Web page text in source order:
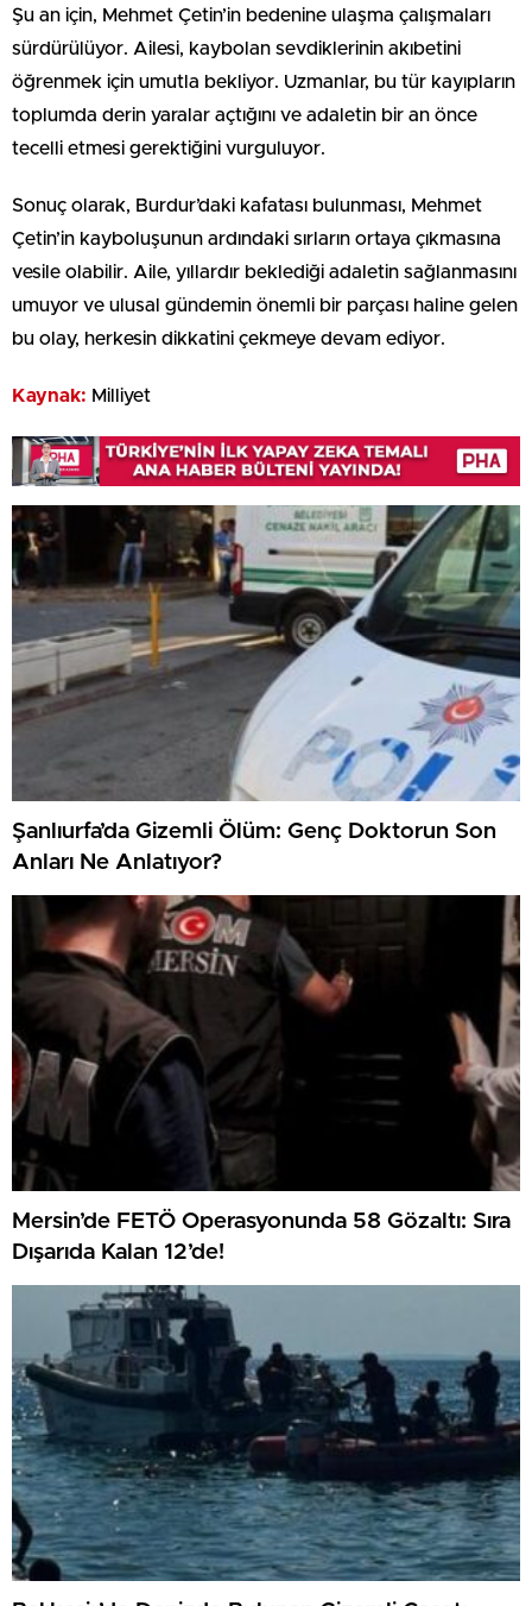
Şu an için, Mehmet Çetin’in bedenine ulaşma çalışmaları
sürdürülüyor. Ailesi, kaybolan sevdiklerinin akıbetini
öğrenmek için umutla bekliyor. Uzmanlar, bu tür kayıpların
toplumda derin yaralar açtığını ve adaletin bir an önce
tecelli etmesi gerektiğini vurguluyor.
Sonuç olarak, Burdur’daki kafatası bulunması, Mehmet
Çetin’in kayboluşunun ardındaki sırların ortaya çıkmasına
vesile olabilir. Aile, yıllardır beklediği adaletin sağlanmasını
umuyor ve ulusal gündemin önemli bir parçası haline gelen
bu olay, herkesin dikkatini çekmeye devam ediyor.
Kaynak: Milliyet
Şanlıurfa’da Gizemli Ölüm: Genç Doktorun Son
Anları Ne Anlatıyor?
Mersin’de FETÖ Operasyonunda 58 Gözaltı: Sıra
Dışarıda Kalan 12’de!